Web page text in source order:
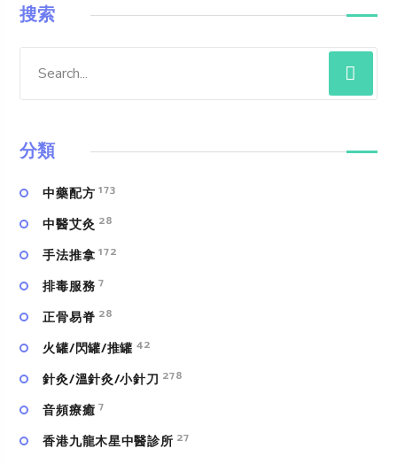
搜索
分類
中藥配方 173
中醫艾灸 28
手法推拿 172
排毒服務 7
正骨易脊 28
火罐/閃罐/推罐 42
針灸/溫針灸/小針刀 278
⾳頻療癒 7
香港九龍木星中醫診所 27